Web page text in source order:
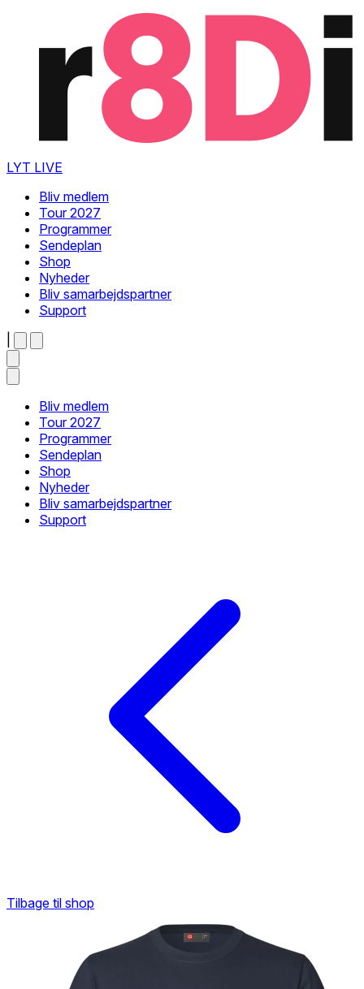
LYT LIVE
Bliv medlem
Tour 2027
Programmer
Sendeplan
Shop
Nyheder
Bliv samarbejdspartner
Support
Bliv medlem
Tour 2027
Programmer
Sendeplan
Shop
Nyheder
Bliv samarbejdspartner
Support
Tilbage til shop